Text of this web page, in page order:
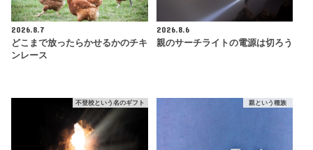
2026.8.7
どこまで放ったらかせるかのチキ
ンレース
2026.8.6
親のサーチライトの電源は切ろう
不登校という名のギフト 親という種族